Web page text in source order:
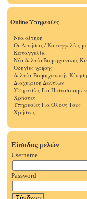
Online Υπηρεσίες
Νέα αίτηση
Οι Αιτήσεις / Καταγγελίες
Καταγγελία
Νέο Δελτίο Βιομηχανικής
Οδηγίες χρήσης
Δελτία Βιομηχανικής
Διαχείριση Δελτίων
Υπηρεσίες Για
Χρήστες
Υπηρεσίες Για Όλους Τους
Χρήστες